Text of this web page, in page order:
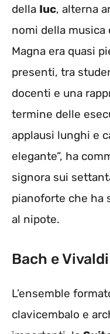
della Iuc, alterna
nomi della musica
Magna era quasi
presenti, tra
docenti e una
termine delle
applausi lunghi e
elegante”, ha
signora sui
pianoforte che ha
al nipote.
Bach e
L’ensemble
clavicembalo e